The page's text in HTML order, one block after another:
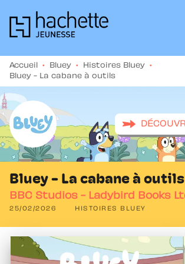
MENU RECHERCHE
Accueil • Bluey • Histoires Bluey
•
Bluey - La cabane à outils
Bluey - La cabane à outils
BBC Studios - Ladybird Books
25/02/2026 HISTOIRES BLUEY